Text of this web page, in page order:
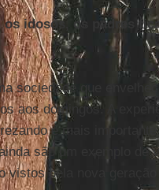
os idosos, os padres
sociedade que
aos domingos. A
é mais
são um exemplo de
vistos pela nova